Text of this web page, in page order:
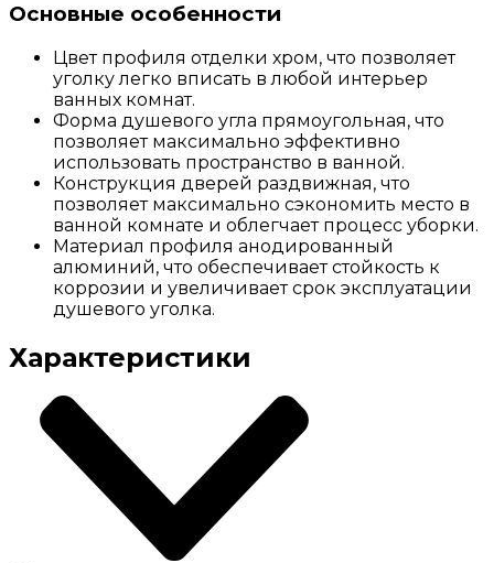
Основные особенности
Цвет профиля отделки хром, что позволяет
уголку легко вписать в любой интерьер
ванных комнат.
Форма душевого угла прямоугольная, что
позволяет максимально эффективно
использовать пространство в ванной.
Конструкция дверей раздвижная, что
позволяет максимально сэкономить место в
ванной комнате и облегчает процесс уборки.
Материал профиля анодированный
алюминий, что обеспечивает стойкость к
коррозии и увеличивает срок эксплуатации
душевого уголка.
Характеристики